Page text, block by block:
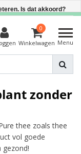
uit voorraad leverbaar
0
Winkelwagen Menu
zonder
thee zoals thee
vol goede
gezond!
Is dat akkoord?